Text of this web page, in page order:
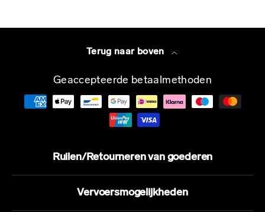
Terug naar boven
Geaccepteerde betaalmethoden
Ruilen/Retourneren van goederen
Vervoersmogelijkheden